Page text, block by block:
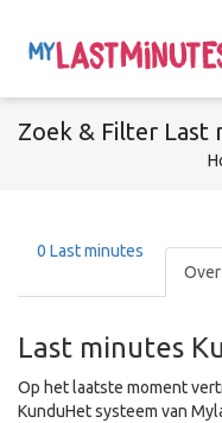
Zoek & Filter Last
0 Last minutes
Over
Last minutes
Op het laatste moment
KunduHet systeem van